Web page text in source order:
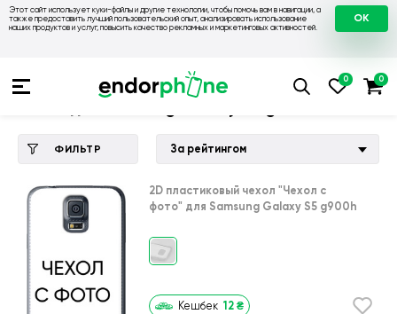
Этот сайт использует куки-файлы и другие технологии, чтобы помочь вам в навигации, а
также предоставить лучший пользовательский опыт, анализировать использование
наших продуктов и услуг, повысить качество рекламных и маркетинговых активностей.
OK
💙 Чехлы на Samsung 💛 Чехол для
ФИЛЬТР За рейтингом
2D пластиковый чехол "Чехол с
фото" для Samsung Galaxy S5 g900h
Кешбек 12 ₴